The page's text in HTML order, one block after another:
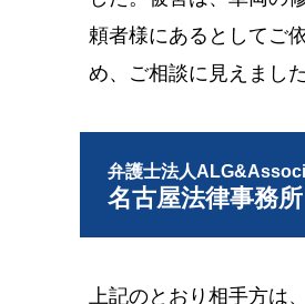
頼者様にあるとしてご
め、ご相談に見えました
弁護士法人
名古屋法律事務
上記のとおり相手方は